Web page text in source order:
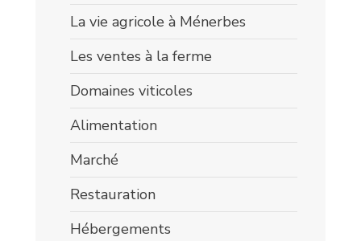
La vie agricole à Ménerbes
Les ventes à la ferme
Domaines viticoles
Alimentation
Marché
Restauration
Hébergements